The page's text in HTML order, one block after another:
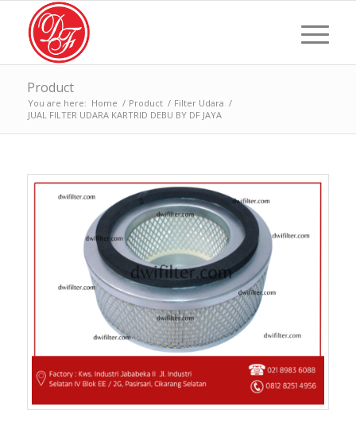
Product
You are here: Home / Product / Filter Udara /
JUAL FILTER UDARA KARTRID DEBU BY DF JAYA